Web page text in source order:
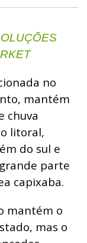
no
mantém
chuva
litoral,
do sul e
parte
capixaba.
mantém o
mas o